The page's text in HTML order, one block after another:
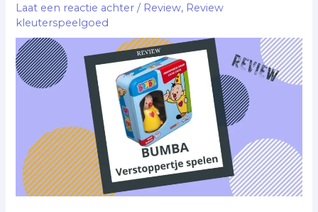
Laat een reactie achter / Review, Review
kleuterspeelgoed